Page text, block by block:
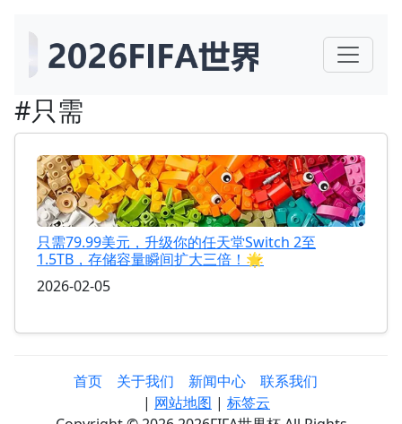
#只需
只需79.99美元，升级你的任天堂Switch 2至
1.5TB，存储容量瞬间扩大三倍！🌟
2026-02-05
首页 关于我们 新闻中心
联系我们
| 网站地图 | 标签云